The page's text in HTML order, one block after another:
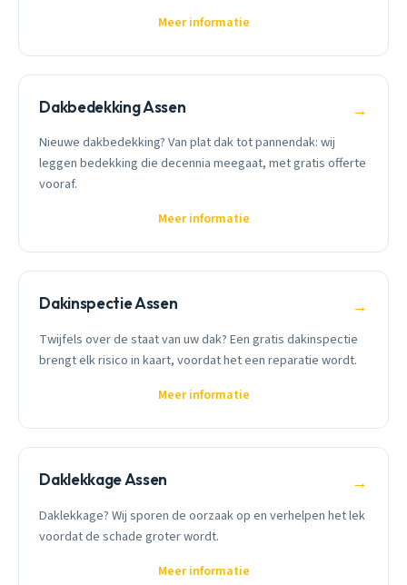
Meer informatie
Dakbedekking Assen →
Nieuwe dakbedekking? Van plat dak tot pannendak: wij
leggen bedekking die decennia meegaat, met gratis offerte
vooraf.
Meer informatie
Dakinspectie Assen →
Twijfels over de staat van uw dak? Een gratis dakinspectie
brengt elk risico in kaart, voordat het een reparatie wordt.
Meer informatie
Daklekkage Assen →
Daklekkage? Wij sporen de oorzaak op en verhelpen het lek
voordat de schade groter wordt.
Meer informatie